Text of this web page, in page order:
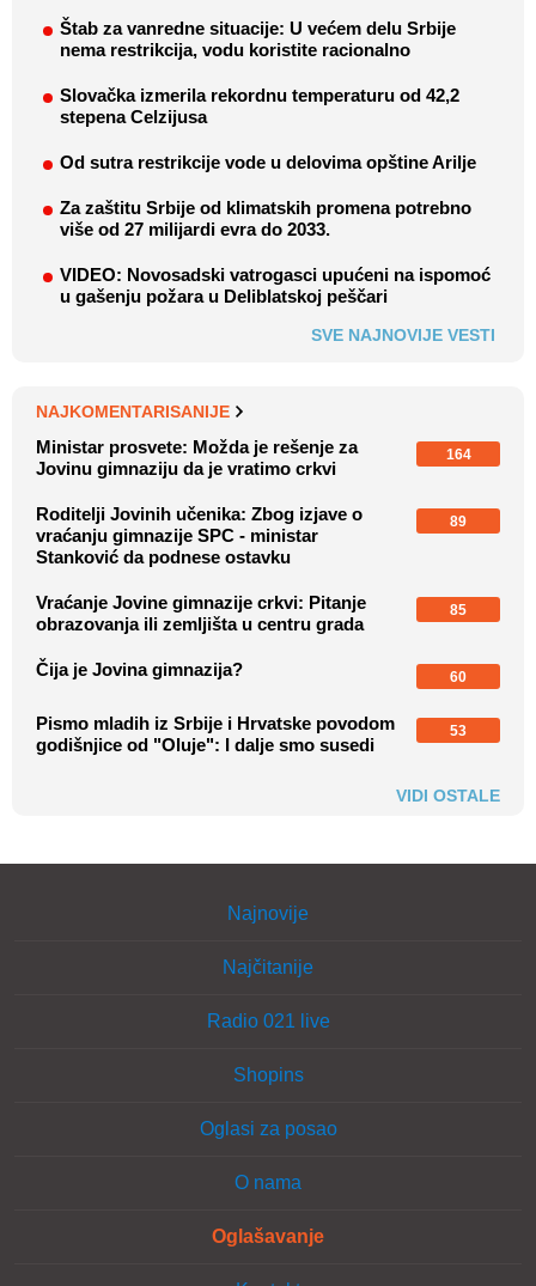
Štab za vanredne situacije: U većem delu Srbije
nema restrikcija, vodu koristite racionalno
Slovačka izmerila rekordnu temperaturu od 42,2
stepena Celzijusa
Od sutra restrikcije vode u delovima opštine Arilje
Za zaštitu Srbije od klimatskih promena potrebno
više od 27 milijardi evra do 2033.
VIDEO: Novosadski vatrogasci upućeni na ispomoć
u gašenju požara u Deliblatskoj peščari
SVE NAJNOVIJE VESTI
NAJKOMENTARISANIJE
Ministar prosvete: Možda je rešenje za
Jovinu gimnaziju da je vratimo crkvi
164
Roditelji Jovinih učenika: Zbog izjave o
vraćanju gimnazije SPC - ministar
Stanković da podnese ostavku
89
Vraćanje Jovine gimnazije crkvi: Pitanje
obrazovanja ili zemljišta u centru grada
85
Čija je Jovina gimnazija? 60
Pismo mladih iz Srbije i Hrvatske povodom
godišnjice od "Oluje": I dalje smo susedi
53
VIDI OSTALE
Najnovije
Najčitanije
Radio 021 live
Shopins
Oglasi za posao
O nama
Oglašavanje